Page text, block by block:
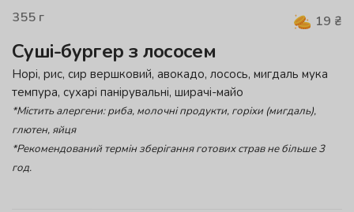
355 г 19 ₴
Суші-бургер з лососем
Норі, рис, сир вершковий, авокадо, лосось, мигдаль мука
темпура, сухарі панірувальні, ширачі-майо
*Містить алергени: риба, молочні продукти, горіхи (мигдаль),
глютен, яйця
*Рекомендований термін зберігання готових страв не більше 3
год.